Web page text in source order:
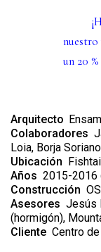
un 20
Arquitecto
Colaboradores
Loia, Borja
Ubicación
Años 2015-2016
Construcción
Asesores Jesús
(hormigón),
Cliente Centro